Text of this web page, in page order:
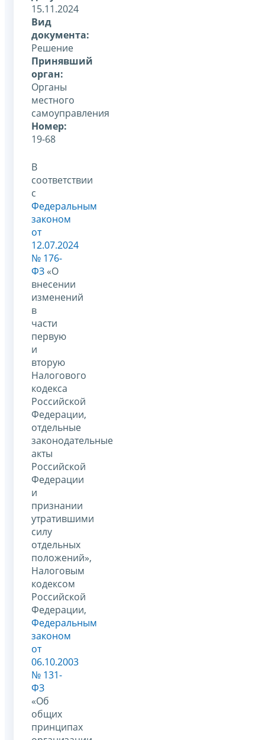
15.11.2024
Вид
документа:
Решение
Принявший
орган:
Органы
местного
самоуправления
Номер:
19-68
В
соответствии
с
Федеральным
законом
от
12.07.2024
№ 176-
ФЗ «О
внесении
изменений
в
части
первую
и
вторую
Налогового
кодекса
Российской
Федерации,
отдельные
законодательные
акты
Российской
Федерации
и
признании
утратившими
силу
отдельных
положений»,
Налоговым
кодексом
Российской
Федерации,
Федеральным
законом
от
06.10.2003
№ 131-
ФЗ
«Об
общих
принципах